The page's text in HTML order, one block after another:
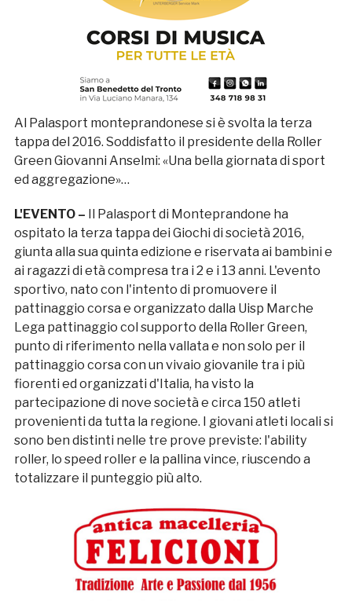
Al Palasport monteprandonese si è svolta la terza
tappa del 2016. Soddisfatto il presidente della Roller
Green Giovanni Anselmi: «Una bella giornata di sport
ed aggregazione»…
L'EVENTO –
Il Palasport di Monteprandone ha
ospitato la terza tappa dei Giochi di società 2016,
giunta alla sua quinta edizione e riservata ai bambini e
ai ragazzi di età compresa tra i 2 e i 13 anni. L'evento
sportivo, nato con l'intento di promuovere il
pattinaggio corsa e organizzato dalla Uisp Marche
Lega pattinaggio col supporto della Roller Green,
punto di riferimento nella vallata e non solo per il
pattinaggio corsa con un vivaio giovanile tra i più
fiorenti ed organizzati d'Italia, ha visto la
partecipazione di nove società e circa 150 atleti
provenienti da tutta la regione. I giovani atleti locali si
sono ben distinti nelle tre prove previste: l'ability
roller, lo speed roller e la pallina vince, riuscendo a
totalizzare il punteggio più alto.